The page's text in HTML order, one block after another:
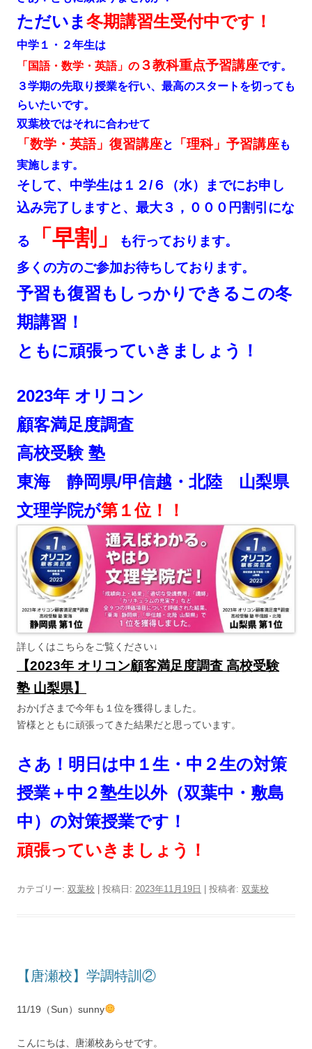
ただいま 冬期講習生受付中です！
中学１・２年生は
「国語・数学・英語」の ３教科重点予習講座です。
３学期の先取り授業を行い、最高のスタートを切っても
らいたいです。
双葉校ではそれに合わせて
「数学・英語」復習講座と 「理科」予習講座も
実施します。
そして、中学生は１２/６（水）までにお申し
込み完了しますと、最大３，０００円割引にな
る 「早割」
も行っております。
多くの方のご参加お待ちしております。
予習も復習もしっかりできるこの冬
期講習！
ともに頑張っていきましょう！
2023年 オリコン
顧客満足度調査
高校受験 塾
東海 静岡県/甲信越・北陸 山梨県
文理学院が第１位！！
詳しくはこちらをご覧ください↓
【2023年 オリコン顧客満足度調査 高校受験
塾 山梨県】
おかげさまで今年も１位を獲得しました。
皆様とともに頑張ってきた結果だと思っています。
さあ！明日は中１生・中２生の対策
授業＋中２塾生以外（双葉中・敷島
中）の対策授業です！
頑張っていきましょう！
カテゴリー: 双葉校 | 投稿日: 2023年11月19日 | 投稿者: 双葉校
【唐瀬校】学調特訓②
11/19（Sun）sunny
こんにちは、唐瀬校あらせです。